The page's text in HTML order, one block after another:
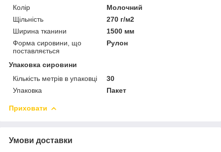
Колір
Молочний
Щільність
270 г/м2
Ширина тканини
1500 мм
Форма сировини, що
поставляється
Рулон
Упаковка сировини
Кількість метрів в упаковці
30
Упаковка
Пакет
Приховати
Умови доставки